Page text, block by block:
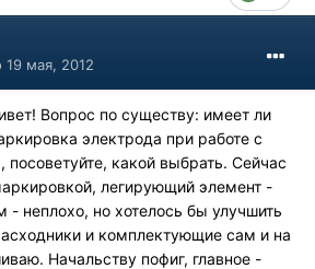
19 мая, 2012
Вопрос по существу: имеет ли
электрода при работе с
какой выбрать. Сейчас
легирующий элемент -
- неплохо, но хотелось бы улучшить
и комплектующие сам и на
Начальству пофиг, главное -